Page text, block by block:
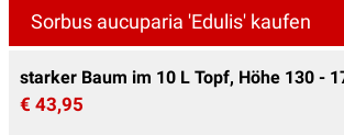
Sorbus aucuparia 'Edulis' kaufen
starker Baum im 10 L Topf, Höhe 130 -
€ 43,95